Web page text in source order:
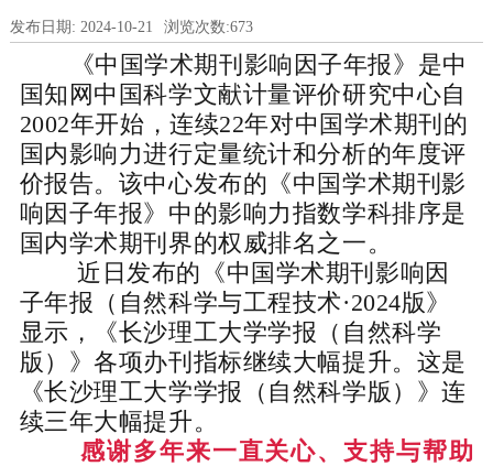
发布日期: 2024-10-21 浏览次数:673
《中国学术期刊影响因子年报》是中
国知网中国科学文献计量评价研究中心自
2002年开始，连续22年对中国学术期刊的
国内影响力进行定量统计和分析的年度评
价报告。该中心发布的《中国学术期刊影
响因子年报》中的影响力指数学科排序是
国内学术期刊界的权威排名之一。
近日发布的《中国学术期刊影响因
子年报（自然科学与工程技术·2024版》
显示，《长沙理工大学学报（自然科学
版）》各项办刊指标继续大幅提升。这是
《长沙理工大学学报（自然科学版）》连
续三年大幅提升。
感谢多年来一直关心、支持与帮助